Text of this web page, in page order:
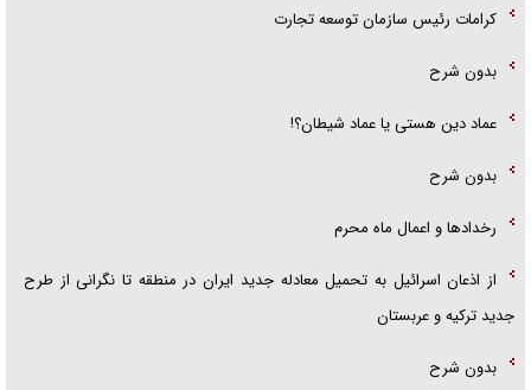
کرامات رئیس سازمان توسعه تجارت
بدون شرح
عماد دین هستی یا عماد شیطان؟!
بدون شرح
رخداد‌ها و اعمال ماه محرم
از اذعان اسرائیل به تحمیل معادله جدید ایران در منطقه تا نگرانی از طرح
جدید ترکیه و عربستان
بدون شرح